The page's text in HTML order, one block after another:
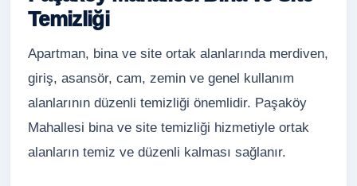
Temizliği
Apartman, bina ve site ortak alanlarında merdiven,
giriş, asansör, cam, zemin ve genel kullanım
alanlarının düzenli temizliği önemlidir. Paşaköy
Mahallesi bina ve site temizliği hizmetiyle ortak
alanların temiz ve düzenli kalması sağlanır.